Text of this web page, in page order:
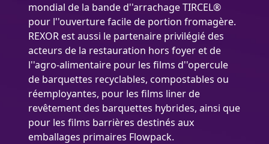
mondial de la bande d''arrachage TIRCEL®
pour l''ouverture facile de portion fromagère.
REXOR est aussi le partenaire privilégié des
acteurs de la restauration hors foyer et de
l''agro-alimentaire pour les films d''opercule
de barquettes recyclables, compostables ou
réemployantes, pour les films liner de
revêtement des barquettes hybrides, ainsi que
pour les films barrières destinés aux
emballages primaires Flowpack.